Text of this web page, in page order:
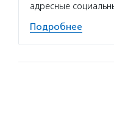
адресные
Подробнее